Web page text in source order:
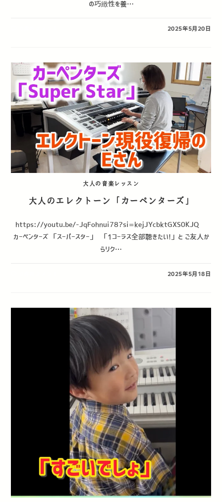
の巧緻性を養…
2025年5月20日
大人の音楽レッスン
大人のエレクトーン「カーペンターズ」
https://youtu.be/-JqFohnui78?si=kejJYcbktGXS0KJQ
カーペンターズ 「スーパースター」 ⁡ 「1コーラス全部聴きたい!」と ご友人か
らリク…
2025年5月18日